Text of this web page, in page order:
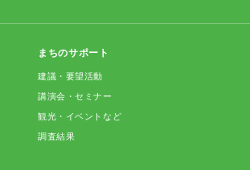
まちのサポート
建議・要望活動
講演会・セミナー
観光・イベントなど
調査結果